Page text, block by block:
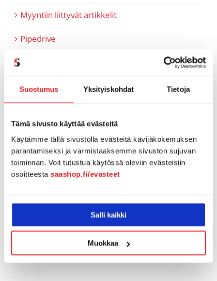
Suostumus Yksityiskohdat Tietoja
Tämä sivusto käyttää evästeitä
Käytämme tällä sivustolla evästeitä kävijäkokemuksen
parantamiseksi ja varmistaaksemme sivuston sujuvan
toiminnan. Voit tutustua käytössä oleviin evästeisiin
osoitteesta saashop.fi/evasteet
Salli kaikki
Muokkaa
Myyntiin liittyvät artikkelit
Pipedrive
SaaS-aiheiset artikkelit
Tiimi tutuksi
Tukiartikkelit
Vapaamuotoiset tarinoinnit
Webinaaritallenteet
Yhteistyö